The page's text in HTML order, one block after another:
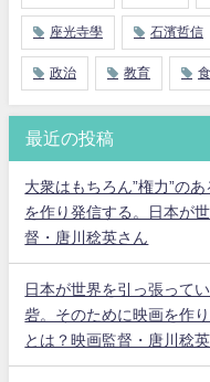
座光寺學 石濱哲信
政治 教育 食
最近の投稿
大衆はもちろん”権力”の
を作り発信する。日本が
督・唐川稔英さん
日本が世界を引っ張って
砦。そのために映画を作
とは？映画監督・唐川稔英